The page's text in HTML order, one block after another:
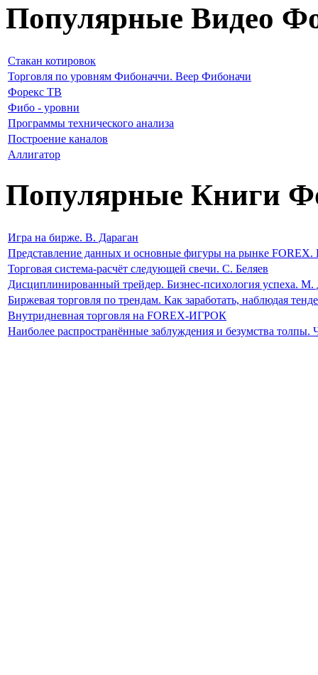
Популярные Видео
Стакан котировок
Торговля по уровням Фибоначчи. Веер Фибоначи
Форекс ТВ
Фибо - уровни
Программы технического анализа
Построение каналов
Аллигатор
Популярные Книги
Игра на бирже. В. Дараган
Представление данных и основные фигуры на рынке
Торговая система-расчёт следующей свечи. С. Беляев
Дисциплинированный трейдер. Бизнес-психология успеха. М.
Биржевая торговля по трендам. Как заработать, наблюдая
Внутридневная торговля на FOREX-ИГРОК
Наиболее распространённые заблуждения и безумства толпы.